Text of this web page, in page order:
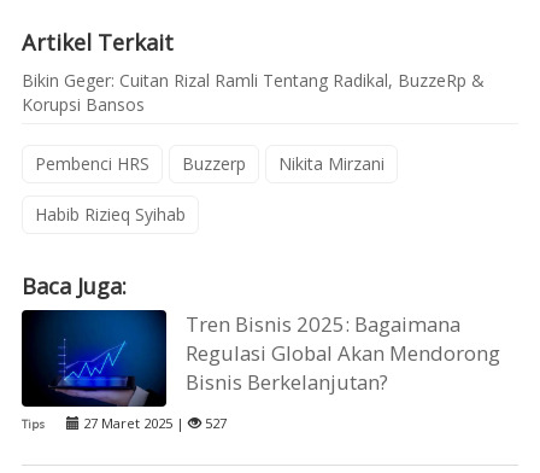
Artikel Terkait
Bikin Geger: Cuitan Rizal Ramli Tentang Radikal, BuzzeRp &
Korupsi Bansos
Pembenci HRS Buzzerp Nikita Mirzani
Habib Rizieq Syihab
Baca Juga:
Tren Bisnis 2025: Bagaimana
Regulasi Global Akan Mendorong
Bisnis Berkelanjutan?
Tips 27 Maret 2025 | 527